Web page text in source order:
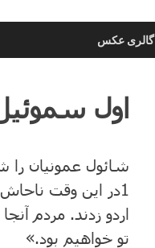
گالری عکس
اول سموئیل
شائول عمونیان
1در این وقت
اردو زدند. مردم
تو خواهیم بود.»